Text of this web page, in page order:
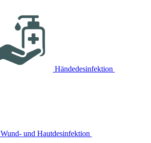
Händedesinfektion
Wund- und Hautdesinfektion